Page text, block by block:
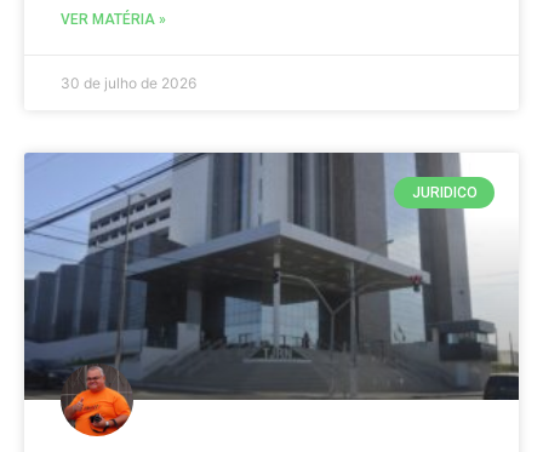
VER MATÉRIA »
30 de julho de 2026
JURIDICO